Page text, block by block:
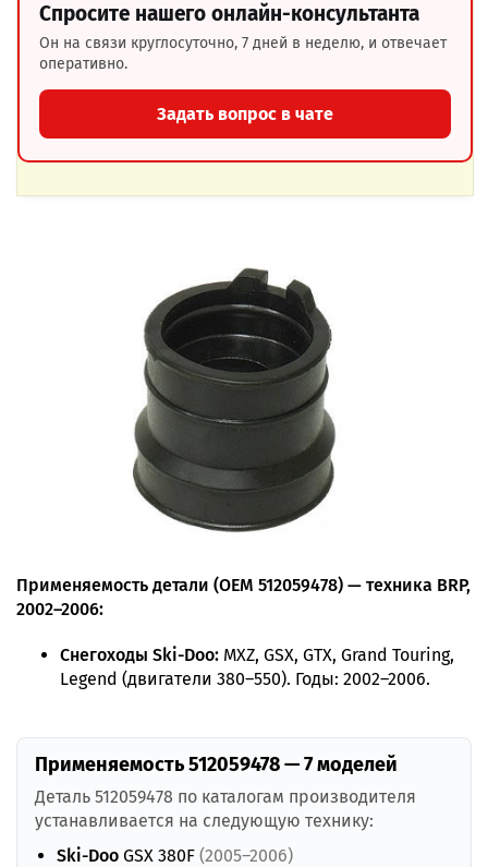
Спросите нашего онлайн-консультанта
Он на связи круглосуточно, 7 дней в неделю, и отвечает
оперативно.
Задать вопрос в чате
Применяемость детали (OEM 512059478) — техника BRP,
2002–2006:
Снегоходы Ski-Doo: MXZ, GSX, GTX, Grand Touring,
Legend (двигатели 380–550). Годы: 2002–2006.
Применяемость 512059478 — 7 моделей
Деталь 512059478 по каталогам производителя
устанавливается на следующую технику:
Ski-Doo GSX 380F (2005–2006)